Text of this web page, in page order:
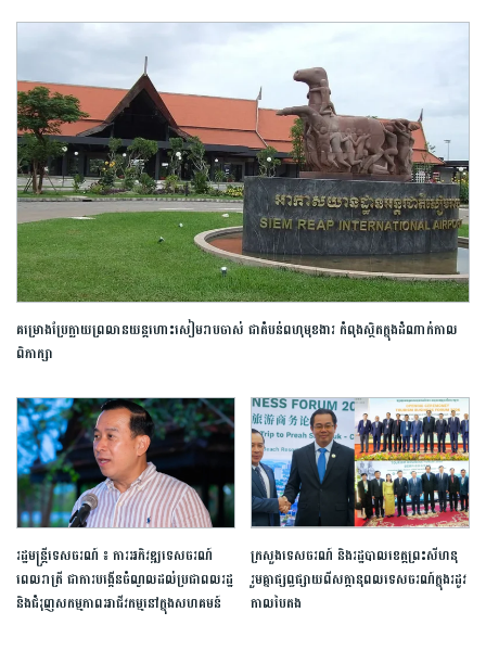
គម្រោង​ប្រែក្លាយ​ព្រលានយន្តហោះ​សៀមរាប​ចាស់​ ​ជា​តំបន់​ពហុ​មុខងារ​ កំពុងស្ថិត​ក្នុង​ដំណាក់កាល​
ពិភាក្សា​
រដ្ឋមន្ត្រីទេសចរណ៍ ៖ ការអភិវឌ្ឍទេសចរណ៍
ពេលរាត្រី ជាការបង្កើនចំណូលដល់ប្រជាពលរដ្ឋ
និងជំរុញសកម្មភាពអាជីវកម្មនៅក្នុងសហគមន៍
ក្រសួង​ទេសចរណ៍ និងរដ្ឋបាលខេត្តព្រះសីហនុ
រួមគ្នាផ្សព្វផ្សាយ​ពីសក្ដានុពលទេសចរណ៍​​ក្នុងរដូវ
កាល​បៃតង​